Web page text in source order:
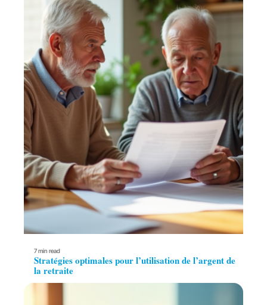
7 min read
Stratégies optimales pour l’utilisation de l’argent de
la retraite